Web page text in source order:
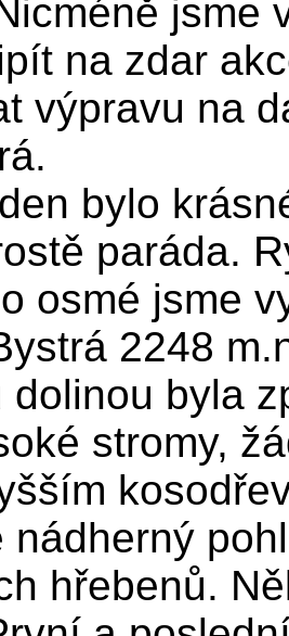
jsme
na zdar
výpravu na
bylo
paráda.
osmé jsme
2248
dolinou byla
stromy,
nádherný
hřebenů.